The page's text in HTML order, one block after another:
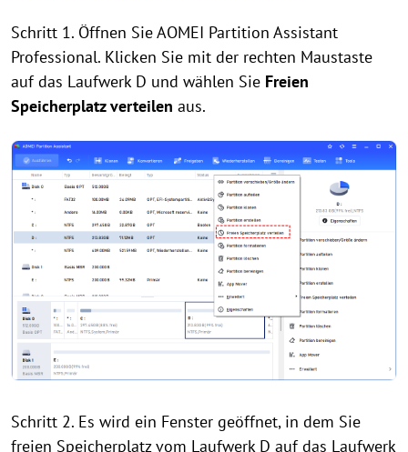
Schritt 1. Öffnen Sie AOMEI Partition Assistant
Professional. Klicken Sie mit der rechten Maustaste
auf das Laufwerk D und wählen Sie Freien
Speicherplatz verteilen aus.
Schritt 2. Es wird ein Fenster geöffnet, in dem Sie
freien Speicherplatz vom Laufwerk D auf das Laufwerk